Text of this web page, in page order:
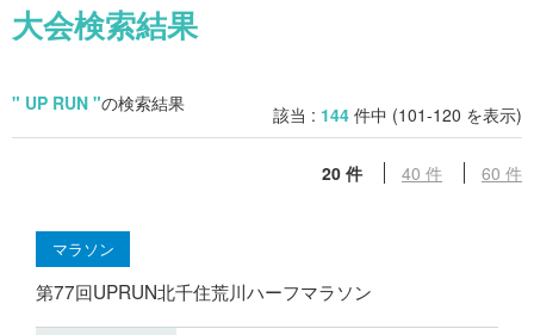
大会検索結果
" UP RUN "の検索結果 該当 : 144 件中 (101-120 を表示)
20 件 40 件 60 件
マラソン
第77回UPRUN北千住荒川ハーフマラソン